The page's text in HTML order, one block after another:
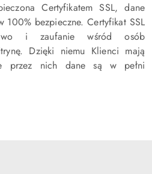
Certyfikatem SSL, dane
100% bezpieczne. Certyfikat SSL
i zaufanie wśród osób
Dzięki niemu Klienci mają
przez nich dane są w pełni